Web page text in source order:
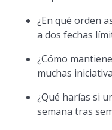
¿En qué orden
a dos fechas
¿Cómo
muchas
¿Qué harías si
semana tras